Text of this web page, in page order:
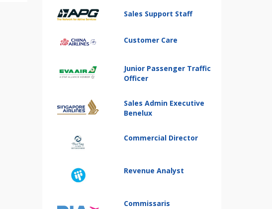
Sales Support Staff
Customer Care
Junior Passenger Traffic
Officer
Sales Admin Executive
Benelux
Commercial Director
Revenue Analyst
Commissaris